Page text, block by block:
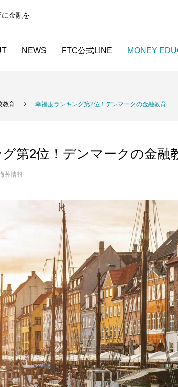
金融を
NEWS FTC公式LINE MONEY
大学生も知っておくべき金利のすごさと怖
2022.04.11
小学生から始める投資について
教育 幸福度ランキング第2位！デンマークの金融教育
第2位！デンマークの金融
外情報
大学生